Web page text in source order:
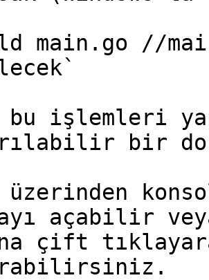
main.go //
bu işlemleri
bir
üzerinden
açabilir
çift